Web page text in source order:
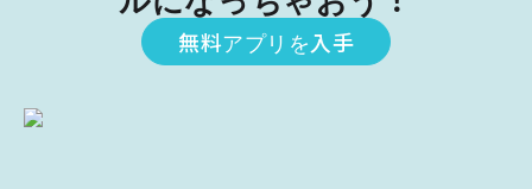
無料アプリを入手